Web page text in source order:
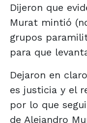
Dijeron que
Murat mintió
grupos
para que
Dejaron en
es justicia y el
por lo que
de Alejandro